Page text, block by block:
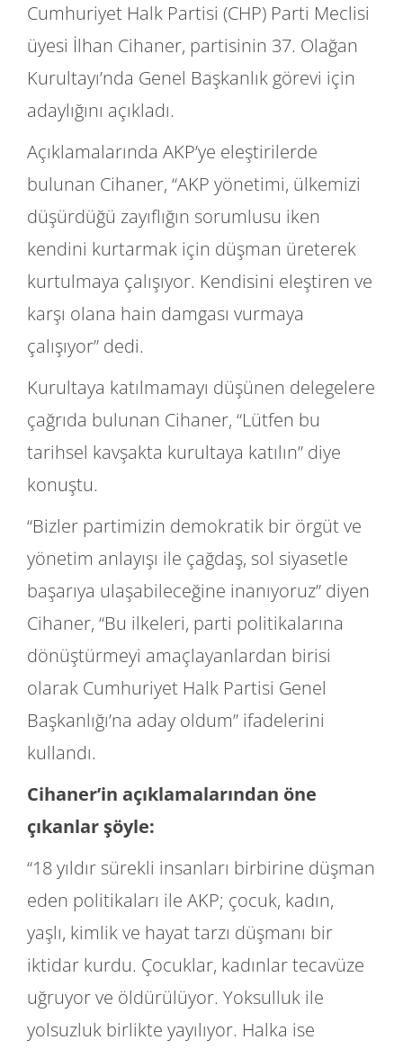
Cumhuriyet Halk Partisi (CHP) Parti Meclisi
üyesi İlhan Cihaner, partisinin 37. Olağan
Kurultayı’nda Genel Başkanlık görevi için
adaylığını açıkladı.
Açıklamalarında AKP’ye eleştirilerde
bulunan Cihaner, “AKP yönetimi, ülkemizi
düşürdüğü zayıflığın sorumlusu iken
kendini kurtarmak için düşman üreterek
kurtulmaya çalışıyor. Kendisini eleştiren ve
karşı olana hain damgası vurmaya
çalışıyor” dedi.
Kurultaya katılmamayı düşünen delegelere
çağrıda bulunan Cihaner, “Lütfen bu
tarihsel kavşakta kurultaya katılın” diye
konuştu.
“Bizler partimizin demokratik bir örgüt ve
yönetim anlayışı ile çağdaş, sol siyasetle
başarıya ulaşabileceğine inanıyoruz” diyen
Cihaner, “Bu ilkeleri, parti politikalarına
dönüştürmeyi amaçlayanlardan birisi
olarak Cumhuriyet Halk Partisi Genel
Başkanlığı’na aday oldum” ifadelerini
kullandı.
Cihaner’in açıklamalarından öne
çıkanlar şöyle:
“18 yıldır sürekli insanları birbirine düşman
eden politikaları ile AKP; çocuk, kadın,
yaşlı, kimlik ve hayat tarzı düşmanı bir
iktidar kurdu. Çocuklar, kadınlar tecavüze
uğruyor ve öldürülüyor. Yoksulluk ile
yolsuzluk birlikte yayılıyor. Halka ise